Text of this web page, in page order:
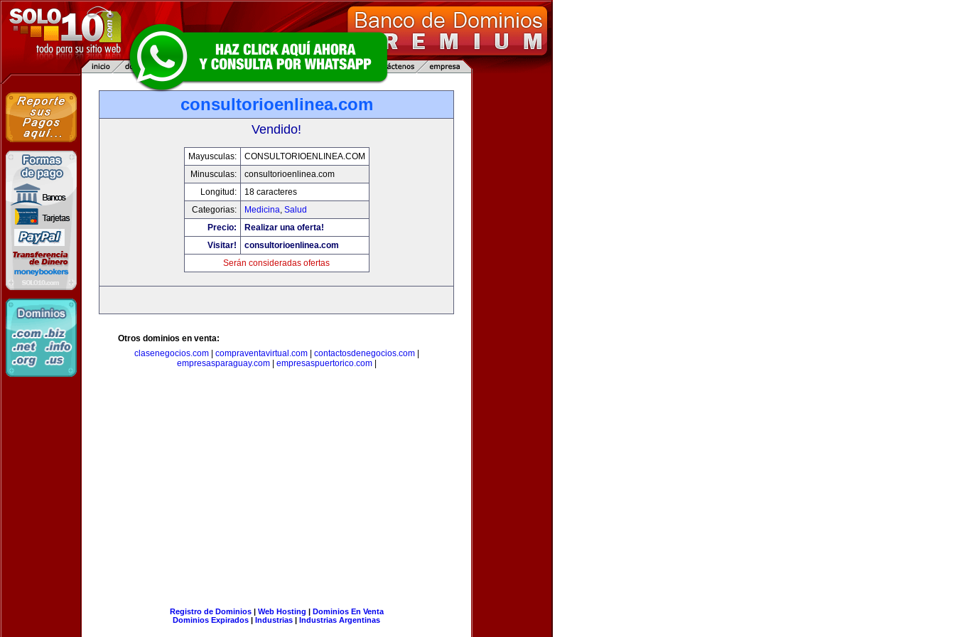
consultorioenlinea.com
Vendido!
Mayusculas:
CONSULTORIOENLINEA.COM
Minusculas:
consultorioenlinea.com
Longitud:
18 caracteres
Categorias:
Medicina, Salud
Precio:
Realizar una oferta!
Visitar!
consultorioenlinea.com
Serán consideradas ofertas
Otros dominios en venta:
clasenegocios.com| compraventavirtual.com| contactosdenegocios.com|
empresasparaguay.com| empresaspuertorico.com|
Registro de Dominios| Web Hosting | Dominios En Venta
Dominios Expirados | Industrias | Industrias Argentinas